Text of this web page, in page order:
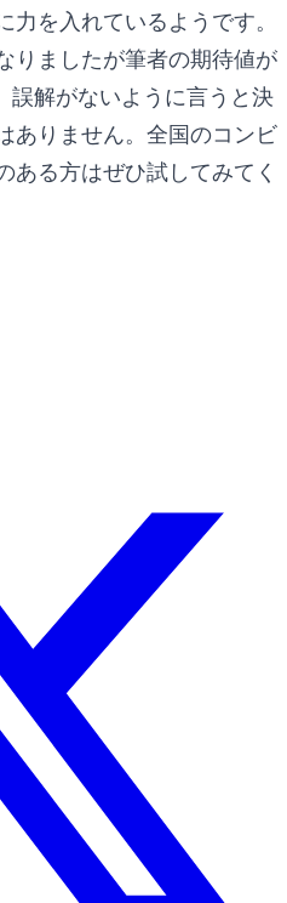
を入れているようです。
りましたが筆者の期待値が
解がないように言うと決
ありません。全国のコンビ
ある方はぜひ試してみてく